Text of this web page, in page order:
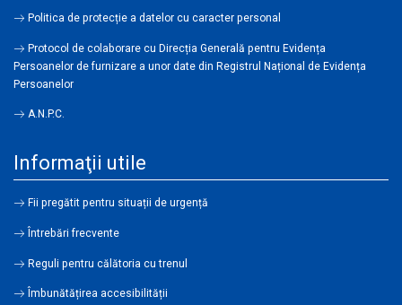
Politica de protecție a datelor cu caracter personal
Protocol de colaborare cu Direcția Generală pentru Evidența
Persoanelor de furnizare a unor date din Registrul Național de Evidența
Persoanelor
A.N.P.C.
Informaţii utile
Fii pregătit pentru situații de urgență
Întrebări frecvente
Reguli pentru călătoria cu trenul
Îmbunătățirea accesibilității